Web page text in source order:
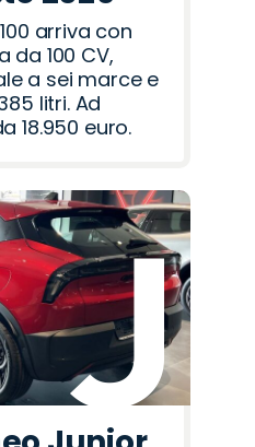
arriva con
da 100 CV,
a sei marce e
litri. Ad
18.950 euro.